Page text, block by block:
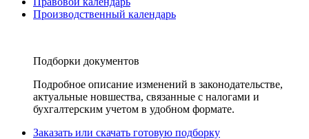
Производственный календарь
Подборки документов
Подробное описание изменений в законодательстве,
актуальные новшества, связанные с налогами и
бухгалтерским учетом в удобном формате.
Заказать или скачать готовую подборку